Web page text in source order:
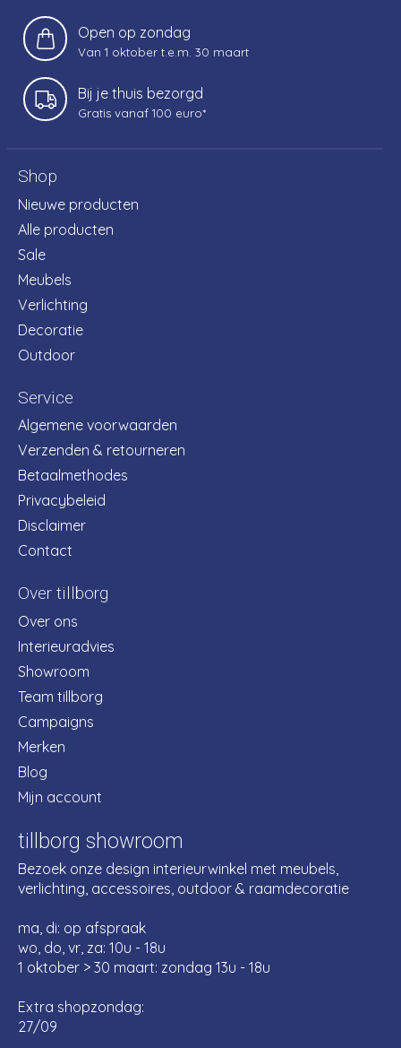
Open op zondag
Van 1 oktober t.e.m. 30 maart
Bij je thuis bezorgd
Gratis vanaf 100 euro*
Shop
Nieuwe producten
Alle producten
Sale
Meubels
Verlichting
Decoratie
Outdoor
Service
Algemene voorwaarden
Verzenden & retourneren
Betaalmethodes
Privacybeleid
Disclaimer
Contact
Over tillborg
Over ons
Interieuradvies
Showroom
Team tillborg
Campaigns
Merken
Blog
Mijn account
tillborg showroom
Bezoek onze design interieurwinkel met meubels,
verlichting, accessoires, outdoor & raamdecoratie
ma, di: op afspraak
wo, do, vr, za: 10u - 18u
1 oktober > 30 maart: zondag 13u - 18u
Extra shopzondag:
27/09